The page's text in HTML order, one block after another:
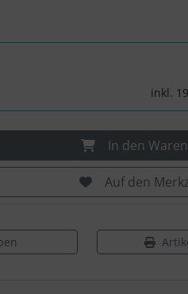
inkl.
In den
Auf den